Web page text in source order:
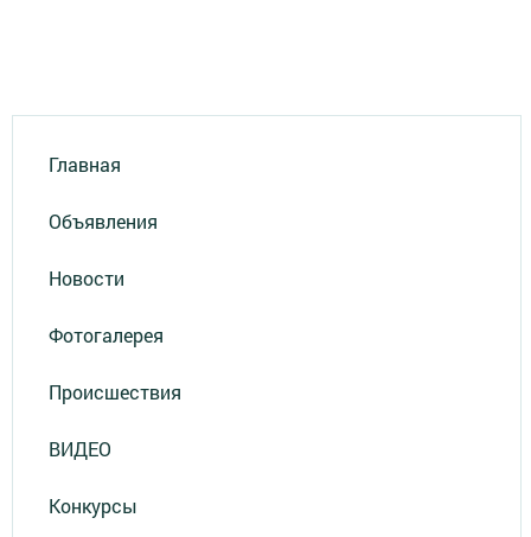
Главная
Объявления
Новости
Фотогалерея
Происшествия
ВИДЕО
Конкурсы